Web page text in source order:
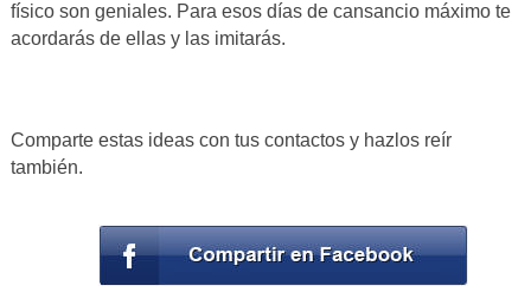
físico son geniales. Para esos días de cansancio máximo te
acordarás de ellas y las imitarás.
Comparte estas ideas con tus contactos y hazlos reír
también.